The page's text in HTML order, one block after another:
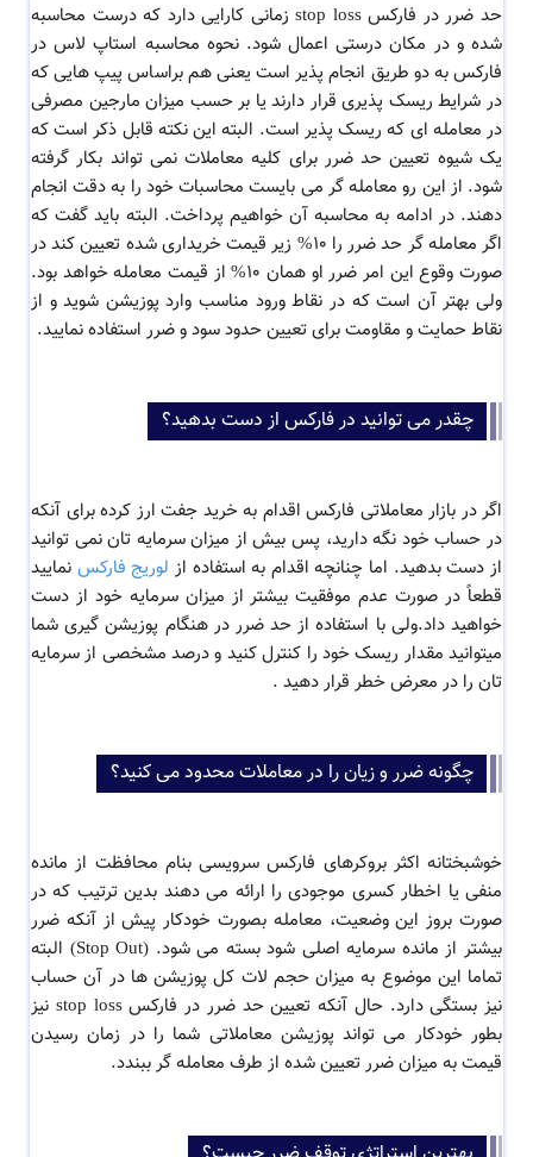
حد ضرر در فارکس stop loss زمانی کارایی دارد که درست محاسبه
شده و در مکان درستی اعمال شود. نحوه محاسبه استاپ لاس در
فارکس به دو طریق انجام پذیر است یعنی هم براساس پیپ هایی که
در شرایط ریسک پذیری قرار دارند یا بر حسب میزان مارجین مصرفی
در معامله ای که ریسک پذیر است. البته این نکته قابل ذکر است که
یک شیوه تعیین حد ضرر برای کلیه معاملات نمی تواند بکار گرفته
شود. از این رو معامله گر می بایست محاسبات خود را به دقت انجام
دهند. در ادامه به محاسبه آن خواهیم پرداخت. البته باید گفت که
اگر معامله گر حد ضرر را 10% زیر قیمت خریداری شده تعیین کند در
صورت وقوع این امر ضرر او همان 10% از قیمت معامله خواهد بود.
ولی بهتر آن است که در نقاط ورود مناسب وارد پوزیشن شوید و از
نقاط حمایت و مقاومت برای تعیین حدود سود و ضرر استفاده نمایید.
چقدر می توانید در فارکس از دست بدهید؟
اگر در بازار معاملاتی فارکس اقدام به خرید جفت ارز کرده برای آنکه
در حساب خود نگه دارید، پس بیش از میزان سرمایه تان نمی توانید
از دست بدهید. اما چنانچه اقدام به استفاده از لوریج فارکس نمایید
قطعاً در صورت عدم موفقیت بیشتر از میزان سرمایه خود از دست
خواهید داد.ولی با استفاده از حد ضرر در هنگام پوزیشن گیری شما
میتوانید مقدار ریسک خود را کنترل کنید و درصد مشخصی از سرمایه
تان را در معرض خطر قرار دهید .
چگونه ضرر و زیان را در معاملات محدود می کنید؟
خوشبختانه اکثر بروکرهای فارکس سرویسی بنام محافظت از مانده
منفی یا اخطار کسری موجودی را ارائه می دهند بدین ترتیب که در
صورت بروز این وضعیت، معامله بصورت خودکار پیش از آنکه ضرر
بیشتر از مانده سرمایه اصلی شود بسته می شود. (Stop Out) البته
تماما این موضوع به میزان حجم لات کل پوزیشن ها در آن حساب
نیز بستگی دارد‌. حال آنکه تعیین حد ضرر در فارکس stop loss نیز
بطور خودکار می تواند پوزیشن معاملاتی شما را در زمان رسیدن
قیمت به میزان ضرر تعیین شده از طرف معامله گر ببندد.